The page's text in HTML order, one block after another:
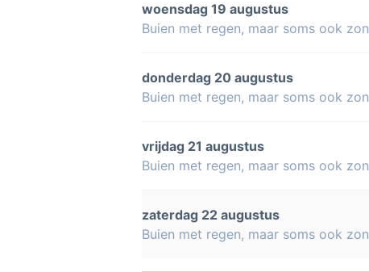
woensdag 19 augustus
Buien met regen, maar soms ook zon
donderdag 20 augustus
Buien met regen, maar soms ook zon
vrijdag 21 augustus
Buien met regen, maar soms ook zon
zaterdag 22 augustus
Buien met regen, maar soms ook zon